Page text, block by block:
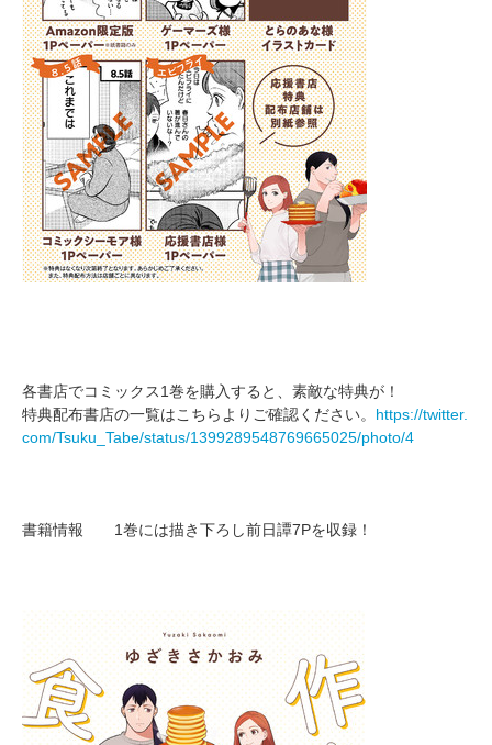
各書店でコミックス1巻を購入すると、素敵な特典が！
特典配布書店の一覧はこちらよりご確認ください。 https://twitter.
com/Tsuku_Tabe/status/1399289548769665025/photo/4
書籍情報 1巻には描き下ろし前日譚7Pを収録！